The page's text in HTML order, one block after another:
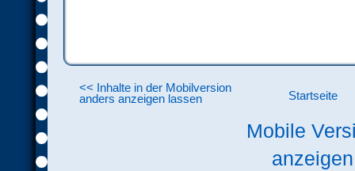
<< Inhalte in der Mobilversion
anders anzeigen lassen
Startseite
Mobile
anzeigen